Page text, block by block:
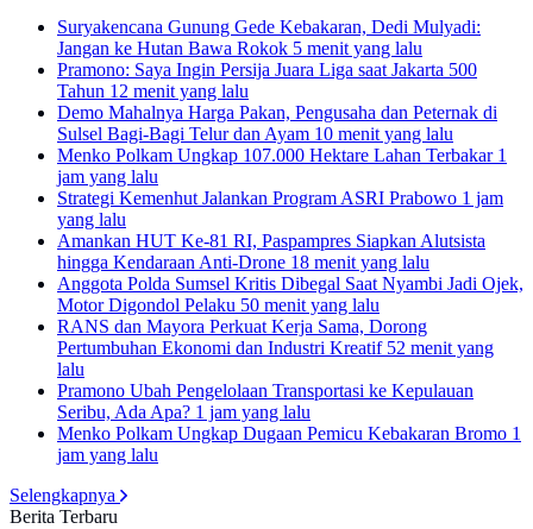
Suryakencana Gunung Gede Kebakaran, Dedi Mulyadi:
Jangan ke Hutan Bawa Rokok 5 menit yang lalu
Pramono: Saya Ingin Persija Juara Liga saat Jakarta 500
Tahun 12 menit yang lalu
Demo Mahalnya Harga Pakan, Pengusaha dan Peternak di
Sulsel Bagi-Bagi Telur dan Ayam 10 menit yang lalu
Menko Polkam Ungkap 107.000 Hektare Lahan Terbakar 1
jam yang lalu
Strategi Kemenhut Jalankan Program ASRI Prabowo 1 jam
yang lalu
Amankan HUT Ke-81 RI, Paspampres Siapkan Alutsista
hingga Kendaraan Anti-Drone 18 menit yang lalu
Anggota Polda Sumsel Kritis Dibegal Saat Nyambi Jadi Ojek,
Motor Digondol Pelaku 50 menit yang lalu
RANS dan Mayora Perkuat Kerja Sama, Dorong
Pertumbuhan Ekonomi dan Industri Kreatif 52 menit yang
lalu
Pramono Ubah Pengelolaan Transportasi ke Kepulauan
Seribu, Ada Apa? 1 jam yang lalu
Menko Polkam Ungkap Dugaan Pemicu Kebakaran Bromo 1
jam yang lalu
Selengkapnya
Berita Terbaru